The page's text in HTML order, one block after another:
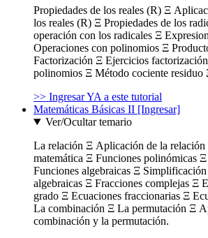
Propiedades de los reales (R) Ξ
los reales (R) Ξ Propiedades de los
operación con los radicales Ξ
Operaciones con polinomios Ξ
Factorización Ξ Ejercicios
polinomios Ξ Método cociente residuo
>> Ingresar YA a este tutorial
Matemáticas Básicas II [Ingresar]
Ver/Ocultar temario
La relación Ξ Aplicación de la
matemática Ξ Funciones polinómicas
Funciones algebraicas Ξ
algebraicas Ξ Fracciones complejas Ξ
grado Ξ Ecuaciones fraccionarias Ξ
La combinación Ξ La permutación Ξ
combinación y la permutación.